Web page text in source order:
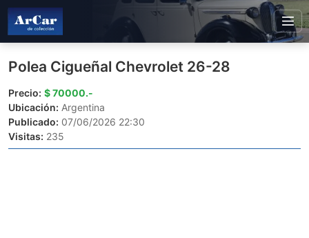
Polea Cigueñal Chevrolet 26-28
Precio: $ 70000.-
Ubicación: Argentina
Publicado: 07/06/2026 22:30
Visitas: 235